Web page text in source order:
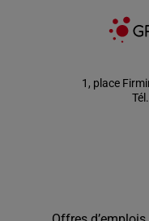
1, place